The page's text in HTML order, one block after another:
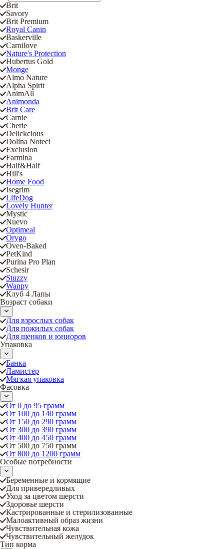
Brit
Savory
Brit Premium
Royal Canin
Baskerville
Carnilove
Nature's Protection
Hubertus Gold
Monge
Almo Nature
Alpha Spirit
AnimAll
Animonda
Brit Care
Carnie
Cherie
Delickcious
Dolina Noteci
Exclusion
Farmina
Half&Half
Hill's
Home Food
Isegrim
LifeDog
Lovely Hunter
Mystic
Nuevo
Optimeal
Orygo
Oven-Baked
PetKind
Purina Pro Plan
Schesir
Stuzzy
Wanpy
Клуб 4 Лапы
Возраст собаки
Для взрослых собак
Для пожилых собак
Для щенков и юниоров
Упаковка
Банка
Ламистер
Мягкая упаковка
Фасовка
От 0 до 95 грамм
От 100 до 140 грамм
От 150 до 290 грамм
От 300 до 390 грамм
От 400 до 450 грамм
От 500 до 750 грамм
От 800 до 1200 грамм
Особые потребности
Беременные и кормящие
Для привередливых
Уход за цветом шерсти
Здоровье шерсти
Кастрированные и стерилизованные
Малоактивный образ жизни
Чувствительная кожа
Чувствительный желудок
Тип корма